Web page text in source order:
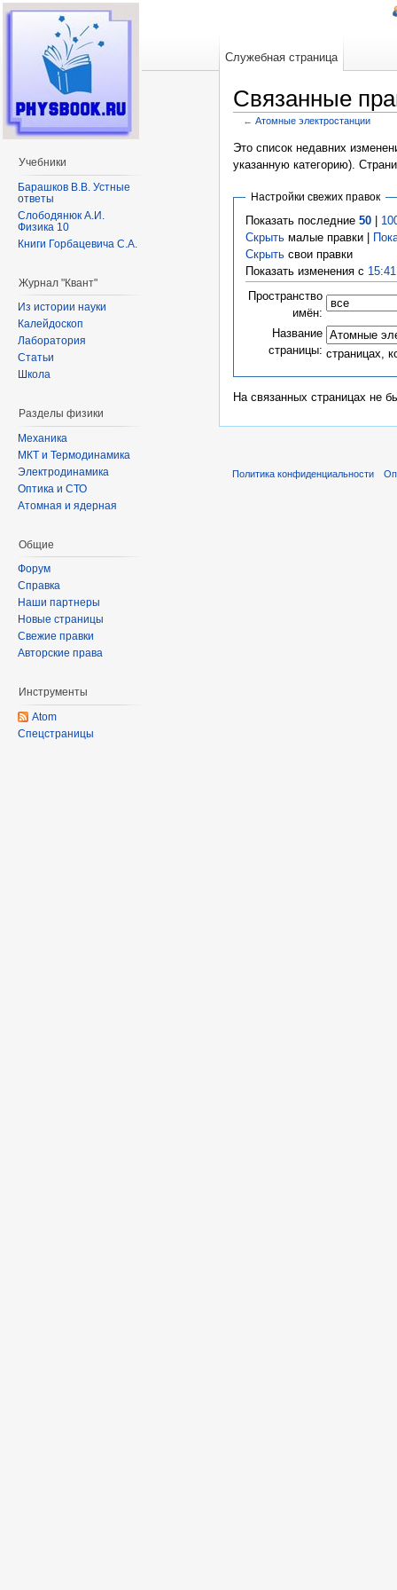
Связанные
← Атомные электростанции
Это список недавних
указанную категорию).
Настройки свежих правок
Показать последние 50|
Скрытьмалые правки |
Скрытьсвои правки
Показать изменения с
Пространство
имён:
Название
страницы: страницах,
На связанных страницах не
Служебная страница
Учебники
Барашков В.В. Устные
ответы
Слободянюк А.И.
Физика 10
Книги Горбацевича С.А.
Журнал "Квант"
Из истории науки
Калейдоскоп
Лаборатория
Статьи
Школа
Разделы физики
Механика
МКТ и Термодинамика
Электродинамика
Оптика и СТО
Атомная и ядерная
Общие
Форум
Справка
Наши партнеры
Новые страницы
Свежие правки
Авторские права
Инструменты
Atom
Спецстраницы
Политика конфиденциальности